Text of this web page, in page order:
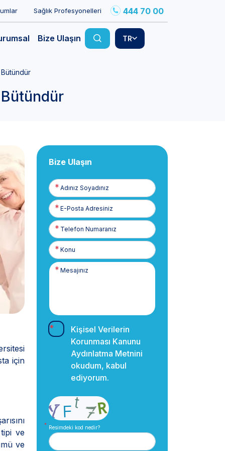
Sağlık Profesyonelleri 444 70 00
Bize Ulaşın TR
için
ve
ve
Bize Ulaşın
Adınız
Soyadınız
E-
Posta
Telefon
Numaranız
Kişisel Verilerin
Korunması Kanunu
Aydınlatma Metnini
okudum, kabul
ediyorum.
Resimdeki kod nedir?